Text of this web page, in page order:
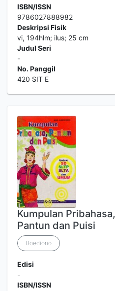
ISBN/ISSN
9786027888982
Deskripsi Fisik
vi, 194hlm; ilus; 25 cm
Judul Seri
-
No. Panggil
420 SIT E
Kumpulan Pribahasa,
Pantun dan Puisi
Boediono
Edisi
-
ISBN/ISSN